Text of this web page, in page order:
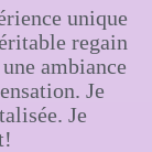
unique
regain
ambiance
Je
Je